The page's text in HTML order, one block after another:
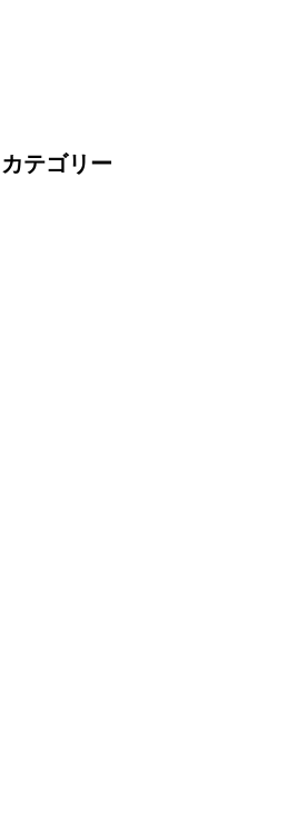
カテゴリー